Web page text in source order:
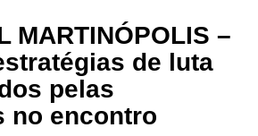
MARTINÓPOLIS –
de luta
pelas
no encontro